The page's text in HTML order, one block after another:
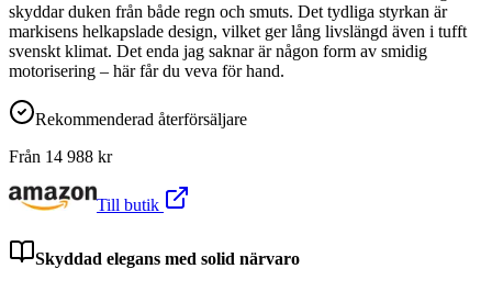
skyddar duken från både regn och smuts. Det tydliga styrkan är
markisens helkapslade design, vilket ger lång livslängd även i tufft
svenskt klimat. Det enda jag saknar är någon form av smidig
motorisering – här får du veva för hand.
Rekommenderad återförsäljare
Från 14 988 kr
Till butik
Skyddad elegans med solid närvaro